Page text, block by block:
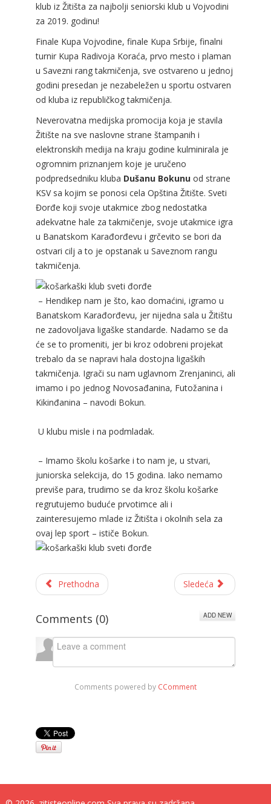
klub iz Žitišta za najbolji seniorski klub u Vojvodini
za 2019. godinu!
Finale Kupa Vojvodine, finale Kupa Srbije, finalni
turnir Kupa Radivoja Koraća, prvo mesto i plaman
u Savezni rang takmičenja, sve ostvareno u jednoj
godini presedan je nezabeležen u sportu ostvaren
od kluba iz republičkog takmičenja.
Neverovatna medijska promocija koja je stavila
Žitište na sve naslovne strane štampanih i
elektronskih medija na kraju godine kulminirala je
ogromnim priznanjem koje je uručeno
podpredsedniku kluba Dušanu Bokunu od strane
KSV sa kojim se ponosi cela Opština Žitište. Sveti
Đorđe koji svoje utakmice zbog nedostatka
adekvatne hale za takmičenje, svoje utakmice igra
u Banatskom Karađorđevu i grčevito se bori da
ostvari cilj a to je opstanak u Saveznom rangu
takmičenja.
– Hendikep nam je što, kao domaćini, igramo u
Banatskom Karađorđevu, jer nijedna sala u Žitištu
ne zadovoljava ligaške standarde. Nadamo se da
će se to promeniti, jer bi kroz odobreni projekat
trebalo da se napravi hala dostojna ligaških
takmičenja. Igrači su nam uglavnom Zrenjaninci, ali
imamo i po jednog Novosađanina, Futožanina i
Kikinđanina – navodi Bokun.
U klubu misle i na podmladak.
– Imamo školu košarke i to nam je, u stvari,
juniorska selekcija, do 15 godina. Iako nemamo
previše para, trudimo se da kroz školu košarke
regrutujemo buduće prvotimce ali i
zainteresujemo mlade iz Žitišta i okolnih sela za
ovaj lep sport – ističe Bokun.
Prethodna Sledeća
Comments (0) ADD NEW
Comments powered by CComment